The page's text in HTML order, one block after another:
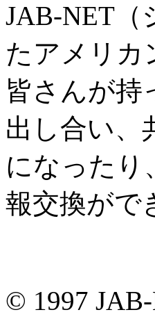
JAB-NET（
たアメリカ
皆さんが持
出し合い、
になったり
報交換がで
© 1997